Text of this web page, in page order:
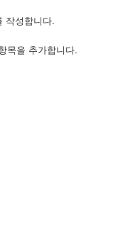
니다.
가합니다.